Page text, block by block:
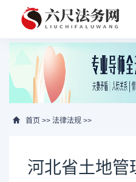
首页 >> 法律法规 >>
河北省土地管